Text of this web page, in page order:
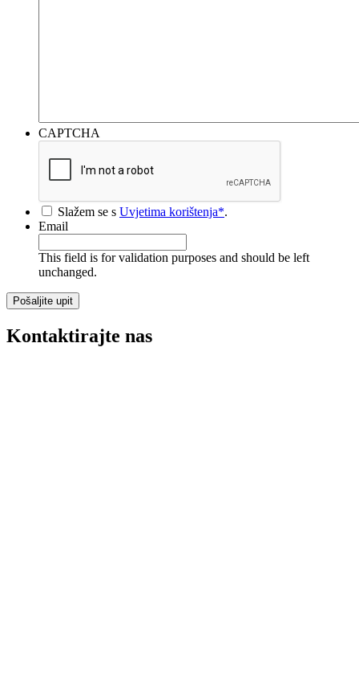
CAPTCHA
* Slažem se s Uvjetima korištenja*.
Email
This field is for validation purposes and should be left
unchanged.
Kontaktirajte nas